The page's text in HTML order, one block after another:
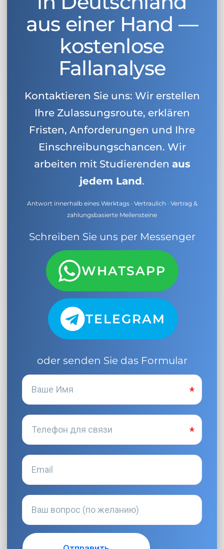
aus einer Hand —
kostenlose
Fallanalyse
Kontaktieren Sie uns: Wir erstellen
Ihre Zulassungsroute, erklären
Fristen, Anforderungen und Ihre
Einschreibungschancen. Wir
arbeiten mit Studierenden aus
jedem Land.
Antwort innerhalb eines Werktags · Vertraulich · Vertrag &
zahlungsbasierte Meilensteine
Schreiben Sie uns per Messenger
WHATSAPP
TELEGRAM
oder senden Sie das Formular